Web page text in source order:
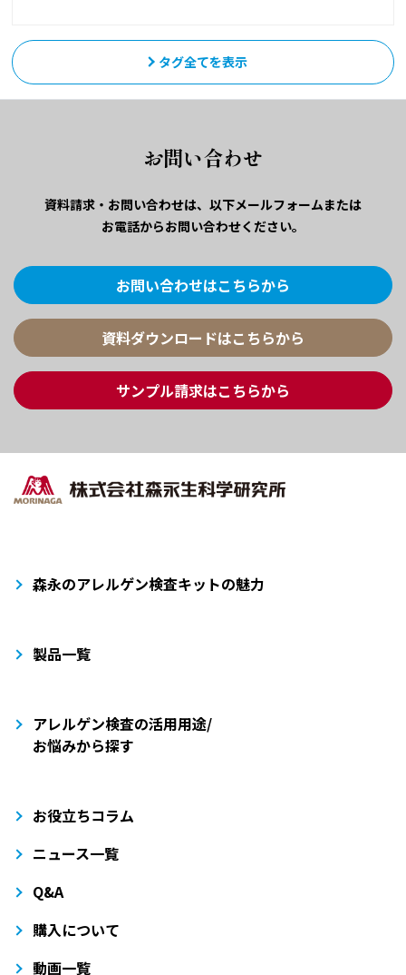
タグ全てを表示
お問い合わせ
資料請求・お問い合わせは、 以下メールフォームまたは
お電話からお問い合わせください。
お問い合わせはこちらから
資料ダウンロードはこちらから
サンプル請求はこちらから
森永のアレルゲン検査キットの魅力
製品一覧
アレルゲン検査の活用用途/
お悩みから探す
お役立ちコラム
ニュース一覧
Q&A
購入について
動画一覧